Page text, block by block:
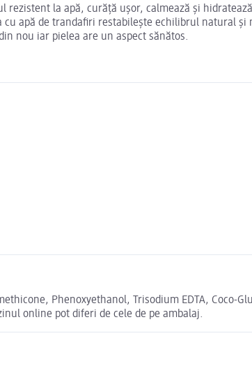
rezistent la apă, curăță ușor, calmează și
apă de trandafiri restabilește echilibrul natural
nou iar pielea are un aspect sănătos.
Phenoxyethanol, Trisodium EDTA, Coco-
online pot diferi de cele de pe ambalaj.